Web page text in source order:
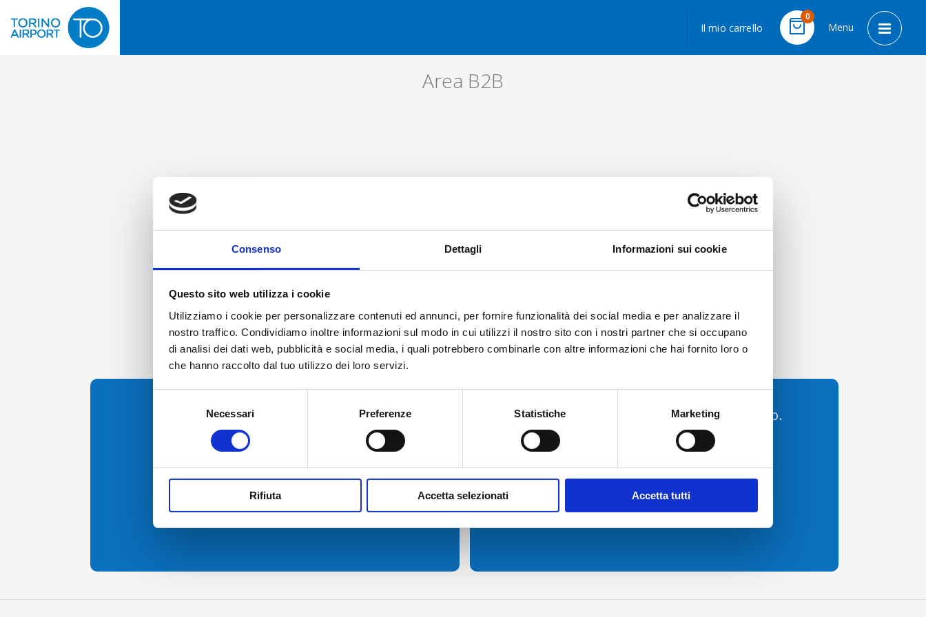
Consenso Dettagli Informazioni sui cookie
Questo sito web utilizza i cookie
Utilizziamo i cookie per personalizzare contenuti ed annunci, per fornire funzionalità dei social media e per analizzare il
nostro traffico. Condividiamo inoltre informazioni sul modo in cui utilizzi il nostro sito con i nostri partner che si occupano
di analisi dei dati web, pubblicità e social media, i quali potrebbero combinarle con altre informazioni che hai fornito loro o
che hanno raccolto dal tuo utilizzo dei loro servizi.
Necessari Preferenze Statistiche Marketing
Rifiuta Accetta selezionati Accetta tutti
Menu
Cart
0
Il mio carrello
Area B2B
Contattaci per informazioni
ecommerce@sagat.trn.it
Scarica l’App dell’Aeroporto di Torino.
Registrati per utilizzare comodamente
i QR Code dei tuoi acquisti online.